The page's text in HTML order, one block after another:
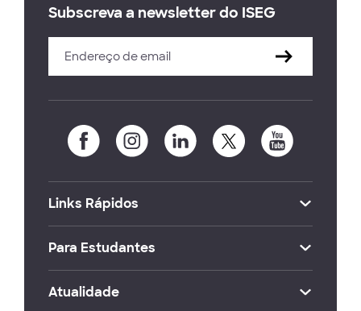
Subscreva a newsletter do ISEG
Links Rápidos
Para Estudantes
Atualidade